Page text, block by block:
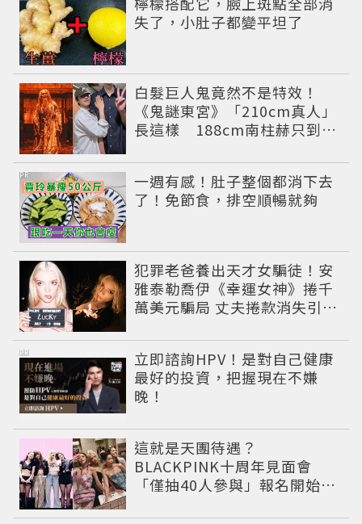
失了，小肚子都變平坦了
白髮巨人鬼竟然不是特效！
《鬼謎東宮》「210cm真人」
長這樣 188cm南柱赫只到他
一週有感！肚子整個都消下去
了！免節食，排空順暢就夠
PR
犯罪老爸養出天才女騙徒！安
雅泰勒喬伊《幸運女神》捲千
萬美元騙局 丈夫捲款消失引爆
立即諮詢HPV！是對自己健康
最好的投資，把握現在不嫌
晚！
PR
這就是天團待遇？
BLACKPINK十周年見面會
「僅抽40人參與」報名開始到